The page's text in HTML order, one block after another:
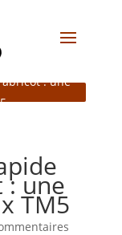
: une
: une
TM5